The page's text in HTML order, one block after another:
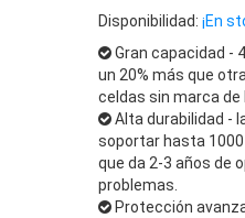
Disponibilidad: ¡En
Gran capacidad -
un 20% más que
celdas sin marca de
Alta durabilidad -
soportar hasta
que da 2-3 años de
problemas.
Protección